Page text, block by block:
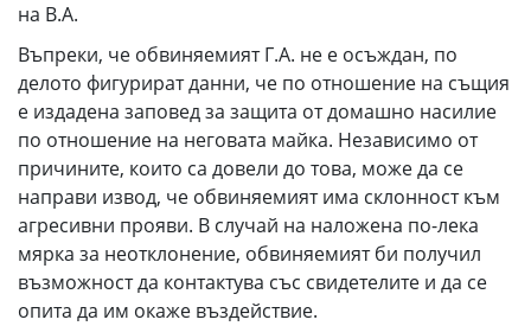
на В.А.
Въпреки, че обвиняемият Г.А. не е осъждан, по
делото фигурират данни, че по отношение на същия
е издадена заповед за защита от домашно насилие
по отношение на неговата майка. Независимо от
причините, които са довели до това, може да се
направи извод, че обвиняемият има склонност към
агресивни прояви. В случай на наложена по-лека
мярка за неотклонение, обвиняемият би получил
възможност да контактува със свидетелите и да се
опита да им окаже въздействие.